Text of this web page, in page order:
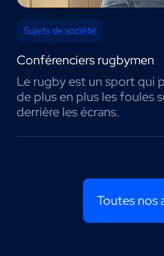
Sujets de société
Conférenciers rugbymen
Le rugby est un sport qui
de plus en plus les foules
derrière les écrans.
Toutes nos